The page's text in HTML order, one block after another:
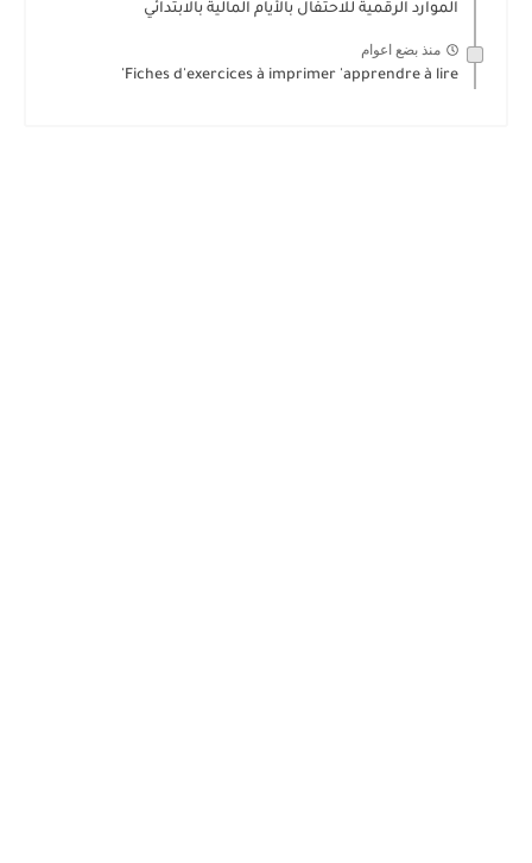
الموارد الرقمية للاحتفال بالأيام المالية بالابتدائي
منذ بضع اعوام
Fiches d'exercices à imprimer 'apprendre à lire'